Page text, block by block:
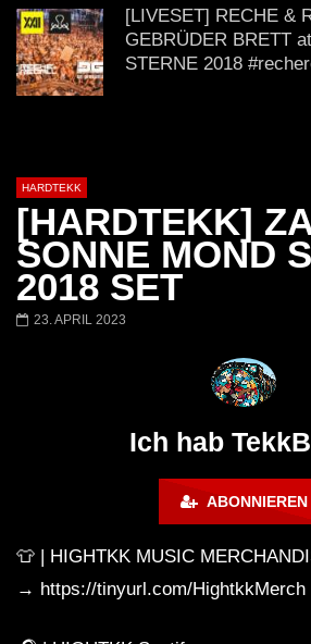
@ altes Militärgelände
Halberstadt 06.07.13 [HQ]
[LIVESET] RECHE &
GEBRÜDER BRETT
STERNE 2018
VIDEOSET (4K)
Club Münster
Haimkind |
Twostylezz | Maytrixx
Crotekk *live* @
HARDTEKK
☠ Zahni – Energy
(Belantis Freizeitpark
HARDTEKK
[HARDTEKK]
SONNE MOND
2018 SET
23. APRIL 2023
Ich hab
ABONNIEREN
👕 | HIGHTKK MUSIC
→ https://tinyurl.com/HightkkMerch